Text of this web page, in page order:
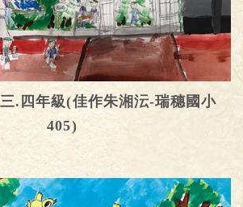
.四年級(佳作朱湘沄-瑞穗國小
405)